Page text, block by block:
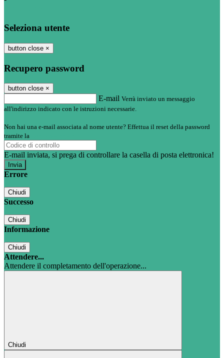
Seleziona utente
button close ×
Recupero password
button close ×
E-mail Verrà inviato un messaggio
all'indirizzo indicato con le istruzioni necessarie.
Non hai una e-mail associata al nome utente? Effettua il reset della password
tramite la
E-mail inviata, si prega di controllare la casella di posta elettronica!
Errore
Chiudi
Successo
Chiudi
Informazione
Chiudi
Attendere...
Attendere il completamento dell'operazione...
Chiudi